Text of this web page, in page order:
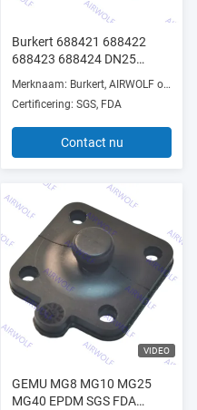
Burkert 688421 688422
688423 688424 DN25
2030 reparatieset voor
magneetventiel
Merknaam: Burkert, AIRWOLF or OEM
Certificering: SGS, FDA
Contact nu
VIDEO
GEMU MG8 MG10 MG25
MG40 EPDM SGS FDA